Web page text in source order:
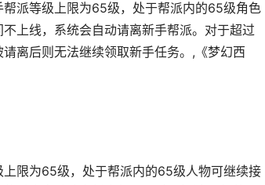
派等级上限为65级，处于帮派内的65级角色
上线，系统会自动请离新手帮派。对于超过
离后则无法继续领取新手任务。,《梦幻西
限为65级，处于帮派内的65级人物可继续接